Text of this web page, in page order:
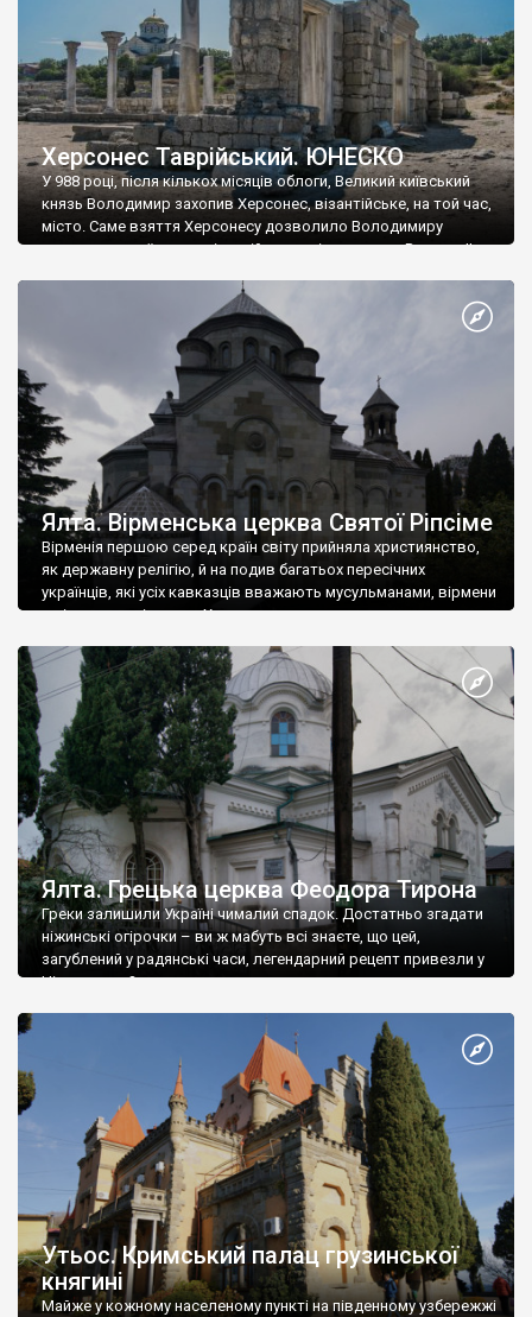
Херсонес Таврійський. ЮНЕСКО
У 988 році, після кількох місяців облоги, Великий київський
князь Володимир захопив Херсонес, візантійське, на той час,
місто. Саме взяття Херсонесу дозволило Володимиру
диктувати свої умови візантійському імператору Василю ІІ, та
Херсонесі Володимир-язичник, став Василем-християнином.
А потім було Хрещення Русі. На честь Херсонесу Таврійського
Ялта. Вірменська церква Святої Ріпсіме
Вірменія першою серед країн світу прийняла християнство,
як державну релігію, й на подив багатьох пересічних
українців, які усіх кавказців вважають мусульманами, вірмени
є відданими вірянами Христа
Ялта. Грецька церква Феодора Тирона
Греки залишили Україні чималий спадок. Достатньо згадати
ніжинські огірочки – ви ж мабуть всі знаєте, що цей,
загублений у радянські часи, легендарний рецепт привезли у
Ніжин греки?
Утьос. Кримський палац грузинської
княгині
Майже у кожному населеному пункті на південному узбережжі